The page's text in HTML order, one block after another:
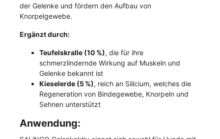
der Gelenke und fördern den Aufbau von
Knorpelgewebe.
Ergänzt durch:
Teufelskralle (10 %), die für ihre
schmerzlindernde Wirkung auf Muskeln und
Gelenke bekannt ist
Kieselerde (5 %), reich an Silicium, welches die
Regeneration von Bindegewebe, Knorpeln und
Sehnen unterstützt
Anwendung: